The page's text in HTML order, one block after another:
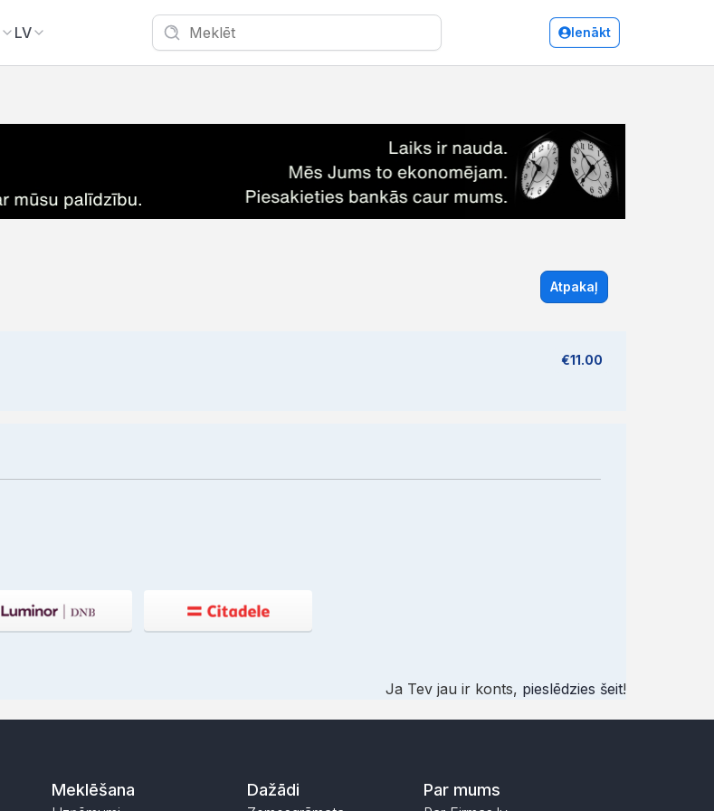
LV Ienākt
Atpakaļ
€11.00
Ja Tev jau ir konts, pieslēdzies šeit!
Meklēšana Dažādi Par mums